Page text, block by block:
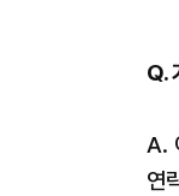
Q.
A.
연